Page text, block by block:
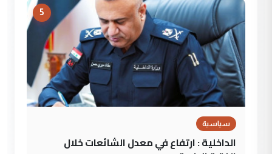
5
سياسية
الداخلية : ارتفاع في معدل الشائعات خلال